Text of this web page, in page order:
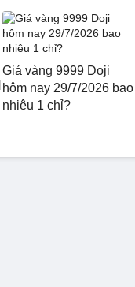
Giá vàng 9999 Doji
hôm nay 29/7/2026 bao
nhiêu 1 chỉ?